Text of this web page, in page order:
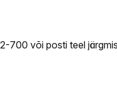
700 või posti teel